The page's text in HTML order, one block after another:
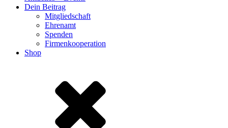
Dein Beitrag
Mitgliedschaft
Ehrenamt
Spenden
Firmenkooperation
Shop